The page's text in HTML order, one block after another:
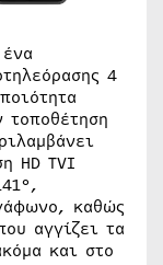
4
τοποθέτηση
HD TVI
καθώς
αγγίζει τα
και στο